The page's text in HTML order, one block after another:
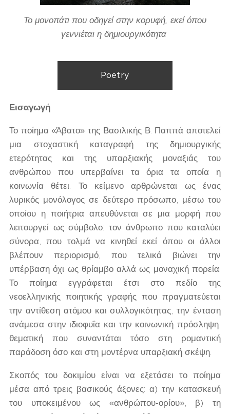
Το μονοπάτι που οδηγεί στην κορυφή, εκεί όπου
γεννιέται η δημιουργικότητα
Poetry
Εισαγωγή
Το ποίημα «Άβατο» της Βασιλικής Β. Παππά αποτελεί
μια στοχαστική καταγραφή της δημιουργικής
ετερότητας και της υπαρξιακής μοναξιάς του
ανθρώπου που υπερβαίνει τα όρια τα οποία η
κοινωνία θέτει. Το κείμενο αρθρώνεται ως ένας
λυρικός μονόλογος σε δεύτερο πρόσωπο, μέσω του
οποίου η ποιήτρια απευθύνεται σε μια μορφή που
λειτουργεί ως σύμβολο: τον άνθρωπο που καταλύει
σύνορα, που τολμά να κινηθεί εκεί όπου οι άλλοι
βλέπουν περιορισμό, που τελικά βιώνει την
υπέρβαση όχι ως θρίαμβο αλλά ως μοναχική πορεία.
Το ποίημα εγγράφεται έτσι στο πεδίο της
νεοελληνικής ποιητικής γραφής που πραγματεύεται
την αντίθεση ατόμου και συλλογικότητας, την ένταση
ανάμεσα στην ιδιοφυΐα και την κοινωνική πρόσληψη,
θεματική που συναντάται τόσο στη ρομαντική
παράδοση όσο και στη μοντέρνα υπαρξιακή σκέψη.
Σκοπός του δοκιμίου είναι να εξετάσει το ποίημα
μέσα από τρεις βασικούς άξονες: α) την κατασκευή
του υποκειμένου ως «ανθρώπου-ορίου», β) τη